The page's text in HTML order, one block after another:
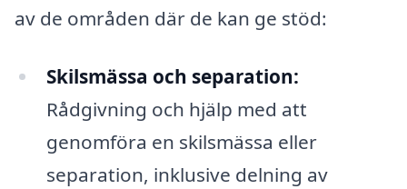
av de områden där de kan ge stöd:
Skilsmässa och separation:
Rådgivning och hjälp med att
genomföra en skilsmässa eller
separation, inklusive delning av